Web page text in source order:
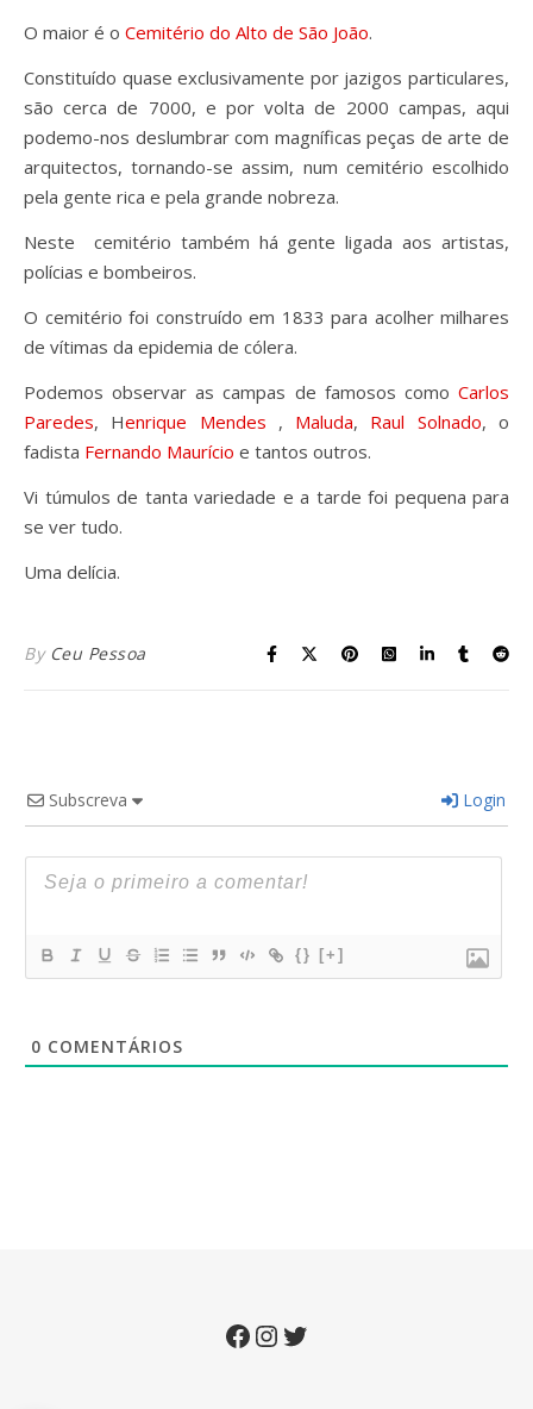
O maior é o Cemitério do Alto de São João.
Constituído quase exclusivamente por jazigos particulares,
são cerca de 7000, e por volta de 2000 campas, aqui
podemo-nos deslumbrar com magníficas peças de arte de
arquitectos, tornando-se assim, num cemitério escolhido
pela gente rica e pela grande nobreza.
Neste cemitério também há gente ligada aos artistas,
polícias e bombeiros.
O cemitério foi construído em 1833 para acolher milhares
de vítimas da epidemia de cólera.
Podemos observar as campas de famosos como Carlos
Paredes, Henrique Mendes , Maluda, Raul Solnado, o
fadista Fernando Maurício e tantos outros.
Vi túmulos de tanta variedade e a tarde foi pequena para
se ver tudo.
Uma delícia.
By Ceu Pessoa
Subscreva Login
{} [+]
0 COMENTÁRIOS
Facebook
Instagram
Twitter